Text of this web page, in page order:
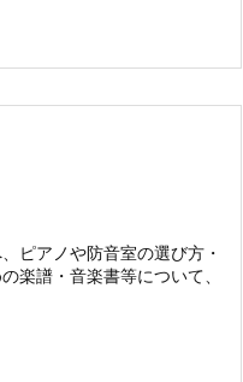
ピアノや防音室の選び方・
楽譜・音楽書等について、